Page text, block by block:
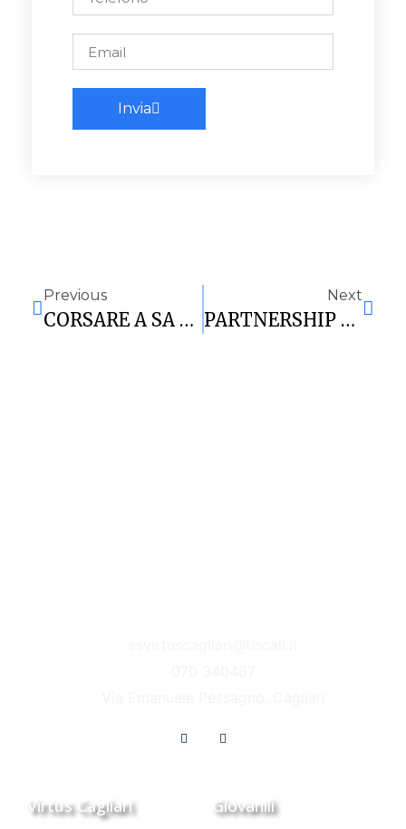
Invia
Previous
CORSARE A SA DUCHESSA: VITTORIA DI MISURA PER LA VIRTUS NEL DERBY
Next
PARTNERSHIP 2023/24
Virtus Cagliari Giovanili